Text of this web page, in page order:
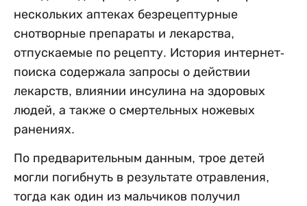
нескольких аптеках безрецептурные
снотворные препараты и лекарства,
отпускаемые по рецепту. История интернет-
поиска содержала запросы о действии
лекарств, влиянии инсулина на здоровых
людей, а также о смертельных ножевых
ранениях.
По предварительным данным, трое детей
могли погибнуть в результате отравления,
тогда как один из мальчиков получил